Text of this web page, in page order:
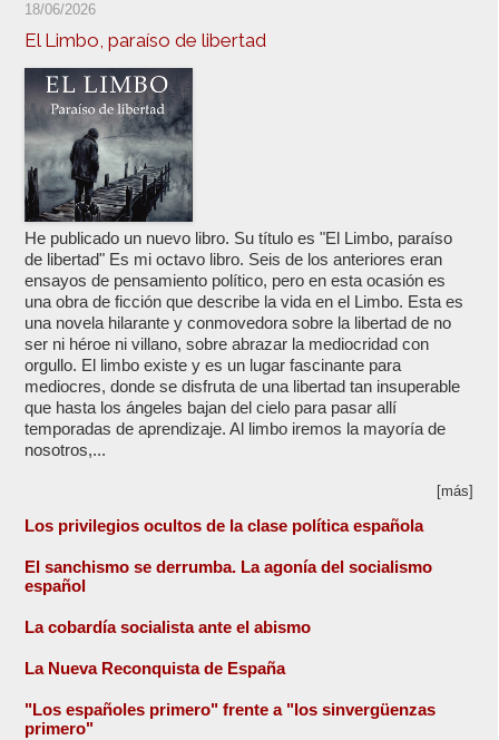
18/06/2026
El Limbo, paraíso de libertad
He publicado un nuevo libro. Su título es "El Limbo, paraíso
de libertad" Es mi octavo libro. Seis de los anteriores eran
ensayos de pensamiento político, pero en esta ocasión es
una obra de ficción que describe la vida en el Limbo. Esta es
una novela hilarante y conmovedora sobre la libertad de no
ser ni héroe ni villano, sobre abrazar la mediocridad con
orgullo. El limbo existe y es un lugar fascinante para
mediocres, donde se disfruta de una libertad tan insuperable
que hasta los ángeles bajan del cielo para pasar allí
temporadas de aprendizaje. Al limbo iremos la mayoría de
nosotros,...
[más]
Los privilegios ocultos de la clase política española
El sanchismo se derrumba. La agonía del socialismo
español
La cobardía socialista ante el abismo
La Nueva Reconquista de España
"Los españoles primero" frente a "los sinvergüenzas
primero"